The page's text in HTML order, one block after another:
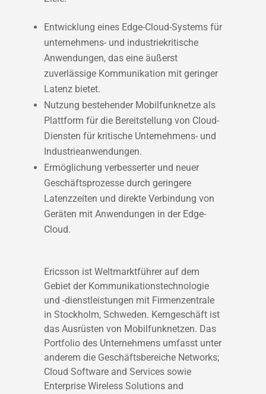
Entwicklung eines Edge-Cloud-Systems für
unternehmens- und industriekritische
Anwendungen, das eine äußerst
zuverlässige Kommunikation mit geringer
Latenz bietet.
Nutzung bestehender Mobilfunknetze als
Plattform für die Bereitstellung von Cloud-
Diensten für kritische Unternehmens- und
Industrieanwendungen.
Ermöglichung verbesserter und neuer
Geschäftsprozesse durch geringere
Latenzzeiten und direkte Verbindung von
Geräten mit Anwendungen in der Edge-
Cloud.
Ericsson ist Weltmarktführer auf dem
Gebiet der Kommunikationstechnologie
und -dienstleistungen mit Firmenzentrale
in Stockholm, Schweden. Kerngeschäft ist
das Ausrüsten von Mobilfunknetzen. Das
Portfolio des Unternehmens umfasst unter
anderem die Geschäftsbereiche Networks;
Cloud Software and Services sowie
Enterprise Wireless Solutions and